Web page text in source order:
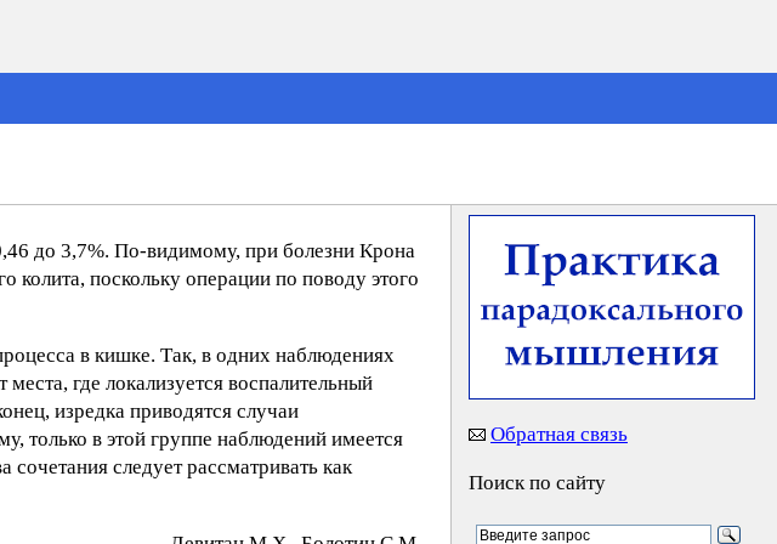
до 3,7%. По-видимому, при болезни Крона
колита, поскольку операции по поводу этого
в кишке. Так, в одних наблюдениях
где локализуется воспалительный
изредка приводятся случаи
только в этой группе наблюдений имеется
следует рассматривать как
Обратная связь
Поиск по сайту